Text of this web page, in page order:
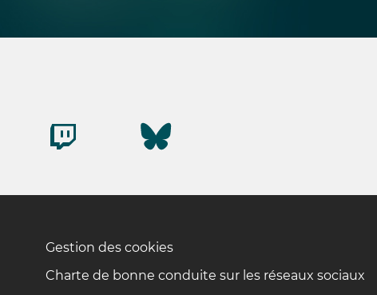
Gestion des cookies
Charte de bonne conduite sur les réseaux sociaux